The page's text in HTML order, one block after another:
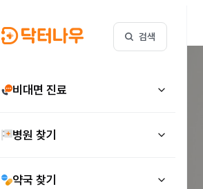
검색
비대면 진료
병원 찾기
약국 찾기